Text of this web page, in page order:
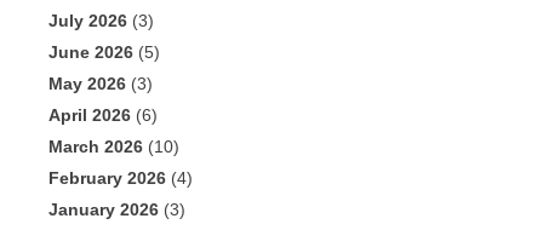
July 2026 (3)
June 2026 (5)
May 2026 (3)
April 2026 (6)
March 2026 (10)
February 2026 (4)
January 2026 (3)